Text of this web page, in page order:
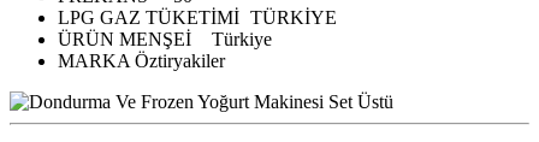
LPG GAZ TÜKETİMİ TÜRKİYE
ÜRÜN MENŞEİ
Türkiye
MARKA Öztiryakiler